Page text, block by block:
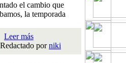
el cambio que
la temporada
Leer más
Redactado porniki